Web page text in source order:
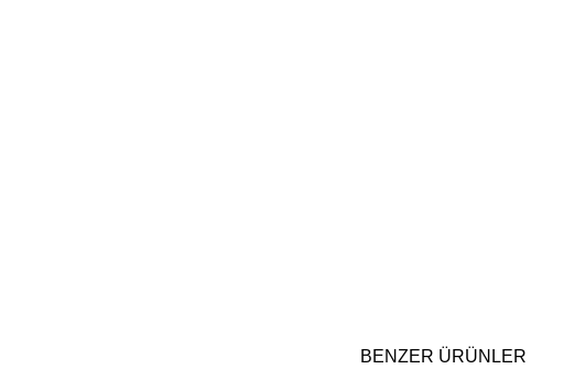
BENZER ÜRÜNLER